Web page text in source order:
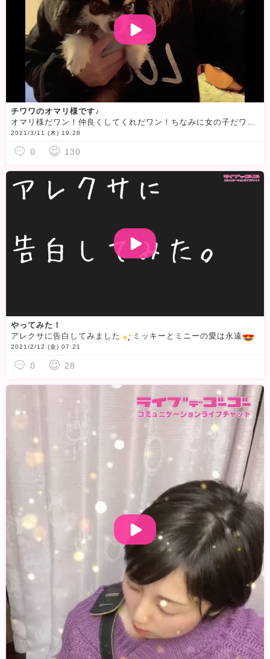
チワワのオマリ様です♪
2021/3/11 (木) 19:28
0 130
やってみた！
アレクサに告白してみました
ミッキーとミニーの愛は永遠
2021/2/12 (金) 07:21
0 28